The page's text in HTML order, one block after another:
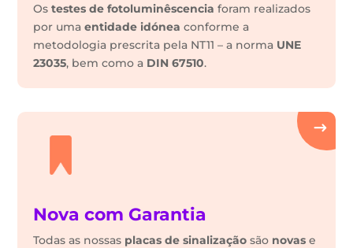
Ostestes de fotoluminêscencia foram realizados
por umaentidade idónea conforme a
metodologia prescrita pela NT11 – a norma UNE
23035, bem como a DIN 67510.
Nova com Garantia
Todas as nossas placas de sinalização são novas e